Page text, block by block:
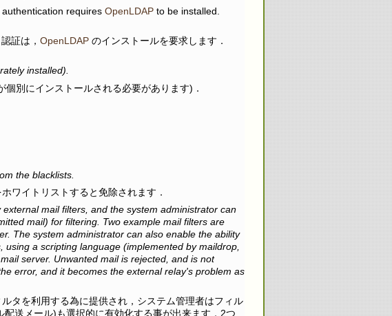
requires OpenLDAP to be installed.
証は， OpenLDAP のインストールを要求します．
installed).
別にインストールされる必要があります)．
the blacklists.
ワイトリストすると免除されます．
mail filters, and the system administrator can
mail) for filtering. Two example mail filters are
The system administrator can also enable the ability
a scripting language (implemented by maildrop,
server. Unwanted mail is rejected, and is not
error, and it becomes the external relay's problem as
タを利用する為に提供され，システム管理者はフィル
送メール)も選択的に有効化する事が出来ます．2つ